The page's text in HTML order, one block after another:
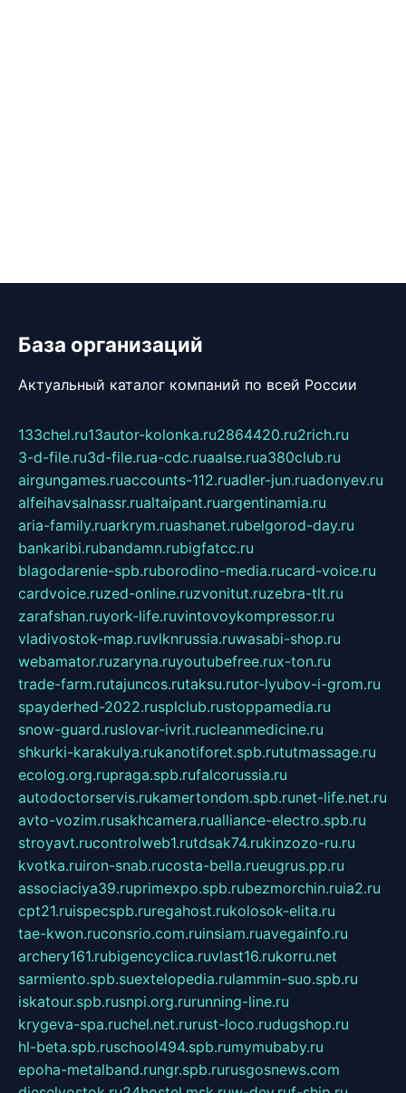
База организаций
Актуальный каталог компаний по всей России
133chel.ru13autor-kolonka.ru2864420.ru2rich.ru
3-d-file.ru3d-file.rua-cdc.ruaalse.rua380club.ru
airgungames.ruaccounts-112.ruadler-jun.ruadonyev.ru
alfeihavsalnassr.rualtaipant.ruargentinamia.ru
aria-family.ruarkrym.ruashanet.rubelgorod-day.ru
bankaribi.rubandamn.rubigfatcc.ru
blagodarenie-spb.ruborodino-media.rucard-voice.ru
cardvoice.ruzed-online.ruzvonitut.ruzebra-tlt.ru
zarafshan.ruyork-life.ruvintovoykompressor.ru
vladivostok-map.ruvlknrussia.ruwasabi-shop.ru
webamator.ruzaryna.ruyoutubefree.rux-ton.ru
trade-farm.rutajuncos.rutaksu.rutor-lyubov-i-grom.ru
spayderhed-2022.rusplclub.rustoppamedia.ru
snow-guard.ruslovar-ivrit.rucleanmedicine.ru
shkurki-karakulya.rukanotiforet.spb.rututmassage.ru
ecolog.org.rupraga.spb.rufalcorussia.ru
autodoctorservis.rukamertondom.spb.runet-life.net.ru
avto-vozim.rusakhcamera.rualliance-electro.spb.ru
stroyavt.rucontrolweb1.rutdsak74.rukinzozo-ru.ru
kvotka.ruiron-snab.rucosta-bella.rueugrus.pp.ru
associaciya39.ruprimexpo.spb.rubezmorchin.ruia2.ru
cpt21.ruispecspb.ruregahost.rukolosok-elita.ru
tae-kwon.ruconsrio.com.ruinsiam.ruavegainfo.ru
archery161.rubigencyclica.ruvlast16.rukorru.net
sarmiento.spb.suextelopedia.rulammin-suo.spb.ru
iskatour.spb.rusnpi.org.rurunning-line.ru
krygeva-spa.ruchel.net.rurust-loco.rudugshop.ru
hl-beta.spb.ruschool494.spb.rumymubaby.ru
epoha-metalband.rungr.spb.rurusgosnews.com